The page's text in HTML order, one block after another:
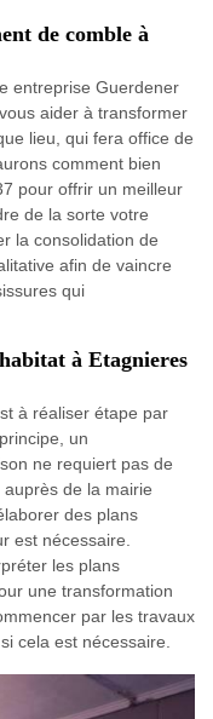
de comble à
entreprise Guerdener
aider à transformer
lieu, qui fera office de
comment bien
pour offrir un meilleur
de la sorte votre
la consolidation de
afin de vaincre
qui
à Etagnieres
à réaliser étape par
un
ne requiert pas de
de la mairie
des plans
est nécessaire.
les plans
une transformation
par les travaux
cela est nécessaire.